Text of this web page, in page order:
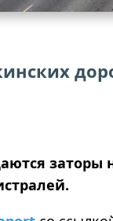
заторы